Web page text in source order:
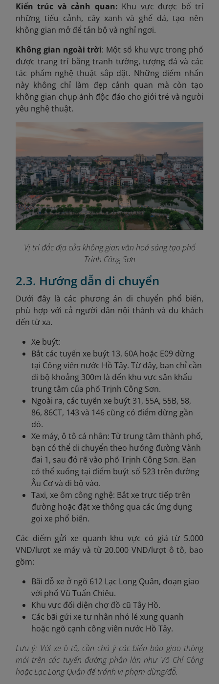
Kiến trúc và cảnh quan: Khu vực được bố trí
những tiểu cảnh, cây xanh và ghế đá, tạo nên
không gian mở để tản bộ và nghỉ ngơi.
Không gian ngoài trời: Một số khu vực trong phố
được trang trí bằng tranh tường, tượng đá và các
tác phẩm nghệ thuật sắp đặt. Những điểm nhấn
này không chỉ làm đẹp cảnh quan mà còn tạo
không gian chụp ảnh độc đáo cho giới trẻ và người
yêu nghệ thuật.
Vị trí đắc địa của không gian văn hoá sáng tạo phố
Trịnh Công Sơn
2.3. Hướng dẫn di chuyển
Dưới đây là các phương án di chuyển phổ biến,
phù hợp với cả người dân nội thành và du khách
đến từ xa.
Xe buýt:
Bắt các tuyến xe buýt 13, 60A hoặc E09 dừng
tại Công viên nước Hồ Tây. Từ đây, bạn chỉ cần
đi bộ khoảng 300m là đến khu vực sân khấu
trung tâm của phố Trịnh Công Sơn.
Ngoài ra, các tuyến xe buýt 31, 55A, 55B, 58,
86, 86CT, 143 và 146 cũng có điểm dừng gần
đó.
Xe máy, ô tô cá nhân: Từ trung tâm thành phố,
bạn có thể di chuyển theo hướng đường Vành
đai 1, sau đó rẽ vào phố Trịnh Công Sơn. Bạn
có thể xuống tại điểm buýt số 523 trên đường
Âu Cơ và đi bộ vào.
Taxi, xe ôm công nghệ: Bắt xe trực tiếp trên
đường hoặc đặt xe thông qua các ứng dụng
gọi xe phổ biến.
Các điểm gửi xe quanh khu vực có giá từ 5.000
VND/lượt xe máy và từ 20.000 VND/lượt ô tô, bao
gồm:
Bãi đỗ xe ở ngõ 612 Lạc Long Quân, đoạn giao
với phố Vũ Tuấn Chiêu.
Khu vực đối diện chợ đồ cũ Tây Hồ.
Các bãi gửi xe tư nhân nhỏ lẻ xung quanh
hoặc ngõ cạnh công viên nước Hồ Tây.
Lưu ý: Với xe ô tô, cần chú ý các biển báo giao thông
mới trên các tuyến đường phân làn như Võ Chí Công
hoặc Lạc Long Quân để tránh vi phạm dừng/đỗ.